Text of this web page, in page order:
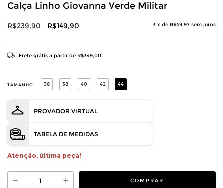
Calça Linho Giovanna Verde Militar
R$239,90 R$149,90 3 x de R$49,97 sem juros
Frete grátis a partir de R$349,00
TAMANHO 36 38 40 42 44
PROVADOR VIRTUAL
TABELA DE MEDIDAS
Atenção, última peça!